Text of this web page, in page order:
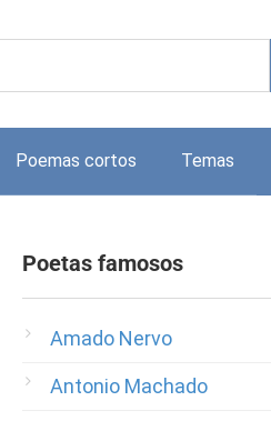
Poemas cortos Temas
Poetas famosos
Amado Nervo
Antonio Machado